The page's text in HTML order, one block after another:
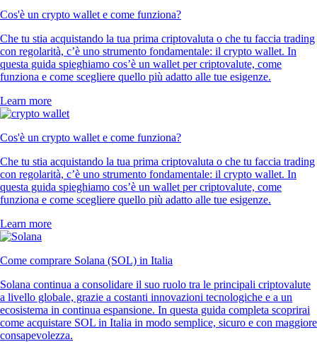
Cos'è un crypto wallet e come funziona?
Che tu stia acquistando la tua prima criptovaluta o che tu faccia trading
con regolarità, c’è uno strumento fondamentale: il crypto wallet. In
questa guida spieghiamo cos’è un wallet per criptovalute, come
funziona e come scegliere quello più adatto alle tue esigenze.
Learn more
Cos'è un crypto wallet e come funziona?
Che tu stia acquistando la tua prima criptovaluta o che tu faccia trading
con regolarità, c’è uno strumento fondamentale: il crypto wallet. In
questa guida spieghiamo cos’è un wallet per criptovalute, come
funziona e come scegliere quello più adatto alle tue esigenze.
Learn more
Come comprare Solana (SOL) in Italia
Solana continua a consolidare il suo ruolo tra le principali criptovalute
a livello globale, grazie a costanti innovazioni tecnologiche e a un
ecosistema in continua espansione. In questa guida completa scoprirai
come acquistare SOL in Italia in modo semplice, sicuro e con maggiore
consapevolezza.